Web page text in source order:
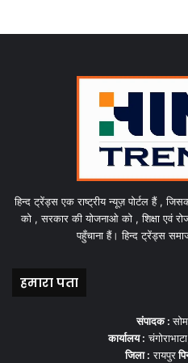
हिन्द ट्रेंड्स एक राष्ट्रीय न्यूज़ पोर्टल हैं ,
को , सरकार की योजनाओ को , शिक्षा एवं
पहुँचाना हैं। हिन्द ट्रेंड्स
हमारा पता
संपादक :
कार्यालय :
जिला : रायपुर